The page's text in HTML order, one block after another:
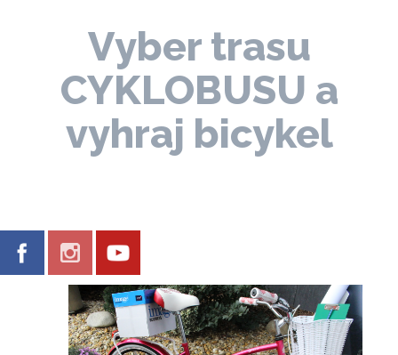
Vyber trasu
CYKLOBUSU a
vyhraj bicykel